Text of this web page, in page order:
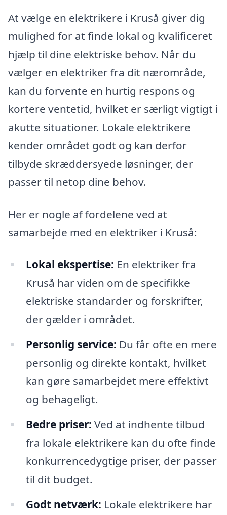
At vælge en elektrikere i Kruså giver dig
mulighed for at finde lokal og kvalificeret
hjælp til dine elektriske behov. Når du
vælger en elektriker fra dit nærområde,
kan du forvente en hurtig respons og
kortere ventetid, hvilket er særligt vigtigt i
akutte situationer. Lokale elektrikere
kender området godt og kan derfor
tilbyde skræddersyede løsninger, der
passer til netop dine behov.
Her er nogle af fordelene ved at
samarbejde med en elektriker i Kruså:
Lokal ekspertise: En elektriker fra
Kruså har viden om de specifikke
elektriske standarder og forskrifter,
der gælder i området.
Personlig service: Du får ofte en mere
personlig og direkte kontakt, hvilket
kan gøre samarbejdet mere effektivt
og behageligt.
Bedre priser: Ved at indhente tilbud
fra lokale elektrikere kan du ofte finde
konkurrencedygtige priser, der passer
til dit budget.
Godt netværk: Lokale elektrikere har